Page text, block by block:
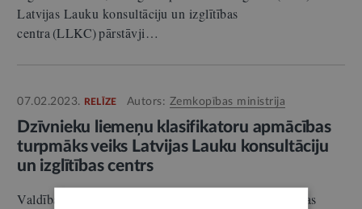
Latvijas Lauku konsultāciju un izglītības
centra (LLKC) pārstāvji…
07.02.2023. RELĪZE Autors: Zemkopības ministrija
Dzīvnieku liemeņu klasifikatoru apmācības
turpmāks veiks Latvijas Lauku konsultāciju
un izglītības centrs
Valdība otrdien, 7. februārī, apstiprinājusi Zemkopības